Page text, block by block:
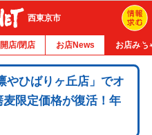
西東京市
開店/閉店 お店News お店みち
やひばりヶ丘店」でオ
限定価格が復活！年